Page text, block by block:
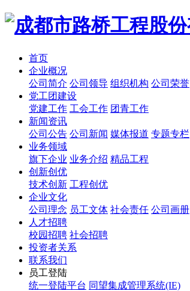
首页
企业概况
公司简介 公司领导 组织机构 公司荣誉
党工团建设
党建工作 工会工作 团青工作
新闻资讯
公司公告 公司新闻 媒体报道 专题专栏
业务领域
旗下企业 业务介绍 精品工程
创新创优
技术创新 工程创优
企业文化
公司理念 员工文体 社会责任 公司画册
人才招聘
校园招聘 社会招聘
投资者关系
联系我们
员工登陆
统一登陆平台 同望集成管理系统(IE)